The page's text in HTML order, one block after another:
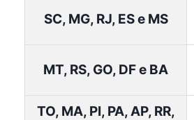
SC, MG, RJ, ES e MS
MT, RS, GO, DF e BA
TO, MA, PI, PA, AP, RR,